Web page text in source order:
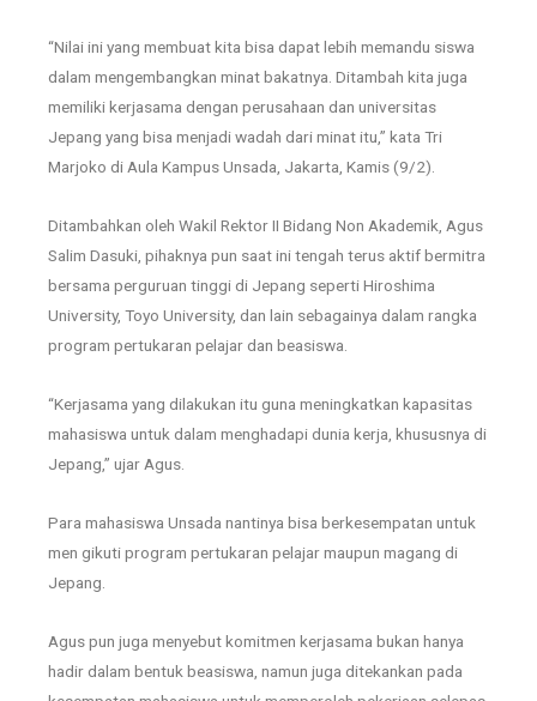
“Nilai ini yang membuat kita bisa dapat lebih memandu siswa
dalam mengembangkan minat bakatnya. Ditambah kita juga
memiliki kerjasama dengan perusahaan dan universitas
Jepang yang bisa menjadi wadah dari minat itu,” kata Tri
Marjoko di Aula Kampus Unsada, Jakarta, Kamis (9/2).
Ditambahkan oleh Wakil Rektor II Bidang Non Akademik, Agus
Salim Dasuki, pihaknya pun saat ini tengah terus aktif bermitra
bersama perguruan tinggi di Jepang seperti Hiroshima
University, Toyo University, dan lain sebagainya dalam rangka
program pertukaran pelajar dan beasiswa.
“Kerjasama yang dilakukan itu guna meningkatkan kapasitas
mahasiswa untuk dalam menghadapi dunia kerja, khususnya di
Jepang,” ujar Agus.
Para mahasiswa Unsada nantinya bisa berkesempatan untuk
men gikuti program pertukaran pelajar maupun magang di
Jepang.
Agus pun juga menyebut komitmen kerjasama bukan hanya
hadir dalam bentuk beasiswa, namun juga ditekankan pada